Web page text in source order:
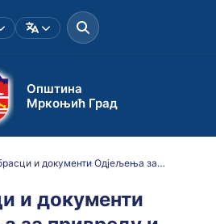
Општина
Мркоњић Град
Обрасци и документи Одјељењa за привреду и финансије
и документи